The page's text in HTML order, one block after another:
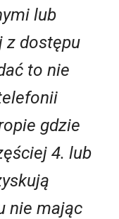
lub
z dostępu
to nie
gdzie
4. lub
nie mając